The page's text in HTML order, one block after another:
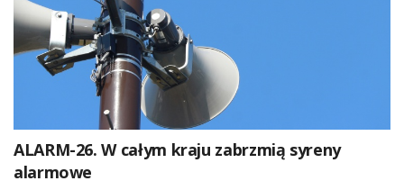
ALARM-26. W całym kraju zabrzmią syreny
alarmowe